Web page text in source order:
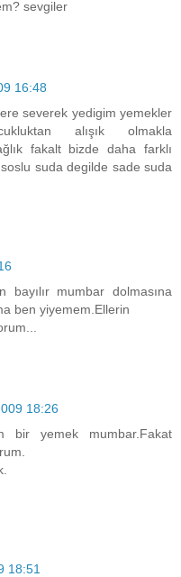
sevgiler
16:48
severek yedigim yemekler
alışık olmakla
fakalt bizde daha farklı
suda degilde sade suda
bayılır mumbar dolmasına
ben yiyemem.Ellerin
18:26
bir yemek mumbar.Fakat
18:51